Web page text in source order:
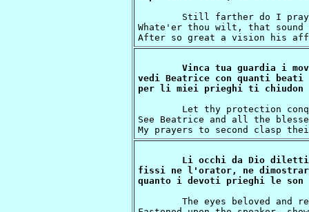
Whate'er thou wilt, that
Vinca tua guardia i
vedi Beatrice con quanti beati
See Beatrice and all the
Li occhi da Dio
fissi ne l'orator, ne